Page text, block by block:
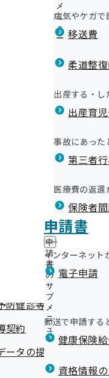
メ
ニ
ュ
ー
病気やケガで
移送費
柔道整
出産する・し
出産育
事故にあった
第三者
医療費の返還
保険者
申請書
申
請
書
の
サ
ブ
メ
ニ
ュ
ー
インターネット
電子申請
郵送で申請する
健康保険
資格情報
埼玉支部の
埼玉支部保健
埼玉支部重症
歯科保健事業
定期健康診断
【保健指導】
【保健指導】
【事業所様へ
【事業所様へ
【公募】令和
健診実施機関一
健康保険委員
健康保険委員
健康に役立つ
健康づくり
イベント
お役立ち情報
健康づくり推
埼玉支部 第3
協会けんぽ埼
歯と口の健康
健康保険被保
動画コンテンツ
申請書の書き
外国人加入者
保険証の回収
仕事中や通勤
年金事務所内
限度額適用認
インセンティブ
上手な医療の
ジェネリック医
健康保険の記
メールマガジン
《退職》退職
埼玉支部公式
統計情報
埼玉支部に
所在地・連絡先
調達情報
採用情報
個人情報保護
地方自治体及
情報公開
評議会
事務処理誤り
リンク集
ファイルをご覧くだ
に係る情報の公表
に係る情報の公表
健診等委託契約
契約
ータの提供に係る委